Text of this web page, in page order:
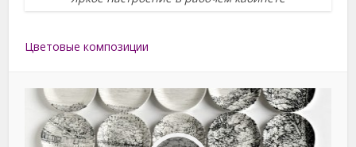
Цветовые композиции